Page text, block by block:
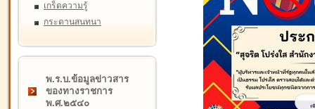
เกร็ดความรู้
กระดานสนทนา
พ.ร.บ.ข้อมูลข่าวสาร
ของทางราชการ
พ.ศ.๒๕๔๐